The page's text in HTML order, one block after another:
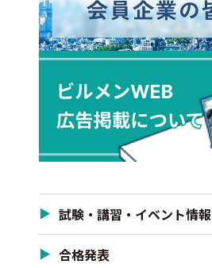
試験・講習・イベント情報
合格発表